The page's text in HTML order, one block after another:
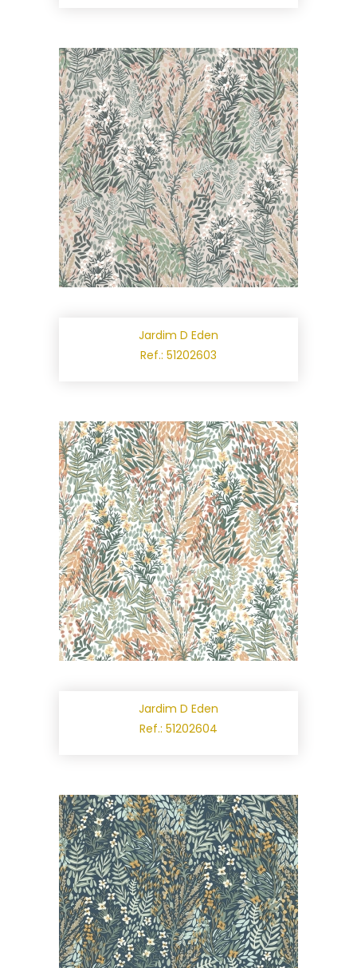
Jardim D Eden
Ref.: 51202603
Jardim D Eden
Ref.: 51202604